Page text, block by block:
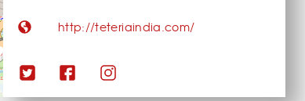
http://teteriaindia.com/